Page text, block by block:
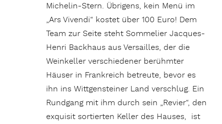
Michelin-Stern. Übrigens, kein Menü im
„Ars Vivendi“ kostet über 100 Euro! Dem
Team zur Seite steht Sommelier Jacques-
Henri Backhaus aus Versailles, der die
Weinkeller verschiedener berühmter
Häuser in Frankreich betreute, bevor es
ihn ins Wittgensteiner Land verschlug. Ein
Rundgang mit ihm durch sein „Revier“, den
exquisit sortierten Keller des Hauses, ist